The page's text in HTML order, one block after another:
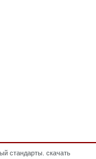
стандарты. скачать